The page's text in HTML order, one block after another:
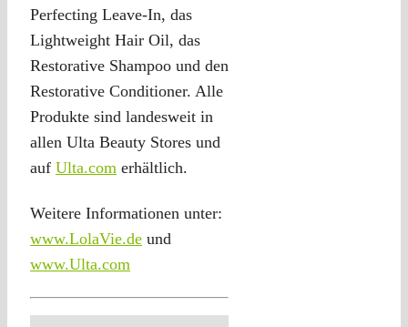
Perfecting Leave-In, das
Lightweight Hair Oil, das
Restorative Shampoo und den
Restorative Conditioner. Alle
Produkte sind landesweit in
allen Ulta Beauty Stores und
auf Ulta.com erhältlich.
Weitere Informationen unter:
www.LolaVie.de und
www.Ulta.com